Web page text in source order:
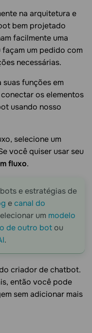
na arquitetura e
bem projetado
facilmente uma
um pedido com
necessárias.
funções em
os elementos
usando nosso
selecione um
você quiser usar seu
fluxo.
e estratégias de
ecanal do
um modelo
de outro bot ou
.
criador de chatbot.
então você pode
sem adicionar mais